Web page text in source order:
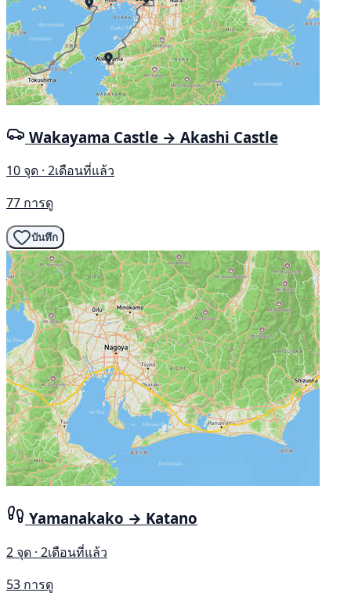
Wakayama Castle → Akashi Castle
10 จุด · 2เดือนที่แล้ว
77 การดู
บันทึก
Yamanakako → Katano
2 จุด · 2เดือนที่แล้ว
53 การดู